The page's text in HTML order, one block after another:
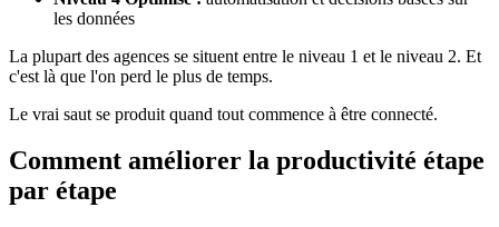
les données
La plupart des agences se situent entre le niveau 1 et le niveau 2. Et
c'est là que l'on perd le plus de temps.
Le vrai saut se produit quand tout commence à être connecté.
Comment améliorer la productivité étape
par étape